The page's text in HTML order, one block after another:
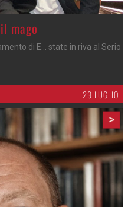
mago
di E... state in riva al Serio
29 LUGLIO
>